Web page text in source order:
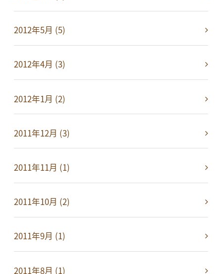
2012年5月 (5)
2012年4月 (3)
2012年1月 (2)
2011年12月 (3)
2011年11月 (1)
2011年10月 (2)
2011年9月 (1)
2011年8月 (1)